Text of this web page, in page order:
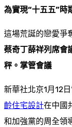
為實現“十五五”時
這場荒誕的戀愛爭
蔡奇丁薛祥列席
秤。掌管會議
新華社北京1月12
齡住宅設計在中國
和加強黨的周全領